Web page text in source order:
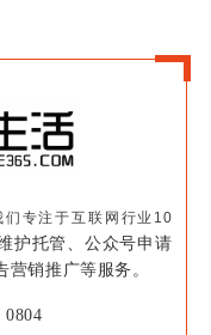
们专注于互联网行业10
护托管、公众号申请
销推广等服务。
0804